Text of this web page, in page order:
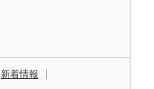
新着情報